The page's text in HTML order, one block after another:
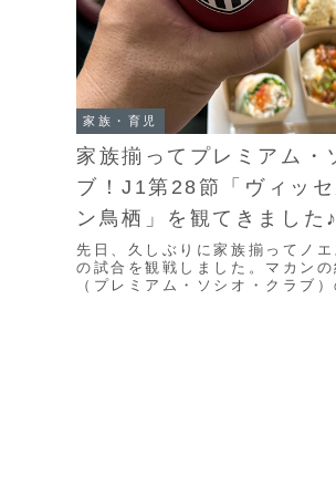
家族・育児
家族揃ってプレミアム・
ブ！J1第28節「ヴィッ
ン鳥栖」を観てきました♪
先日、久しぶりに家族揃ってノ
の試合を観戦しました。マカン
（プレミアム・ソシオ・クラブ